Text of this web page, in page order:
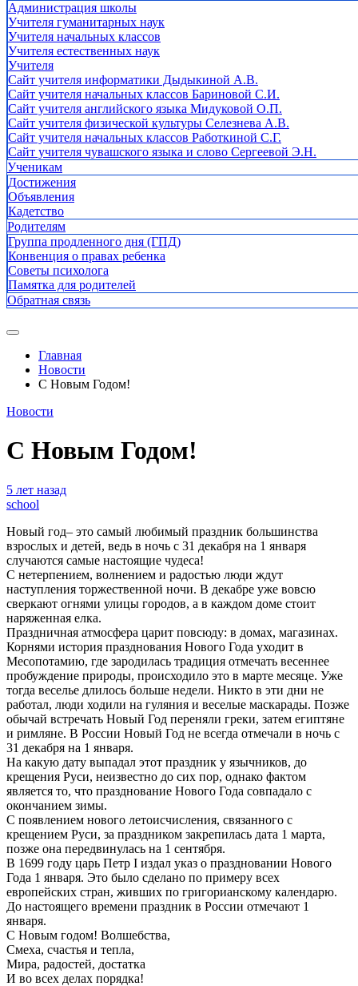
Администрация школы
Учителя гуманитарных наук
Учителя начальных классов
Учителя естественных наук
Учителя
Cайт учителя информатики Дыдыкиной А.В.
Сайт учителя начальных классов Бариновой С.И.
Сайт учителя английского языка Мидуковой О.П.
Сайт учителя физической культуры Селезнева А.В.
Сайт учителя начальных классов Работкиной С.Г.
Сайт учителя чувашского языка и слово Сергеевой Э.Н.
Ученикам
Достижения
Объявления
Кадетство
Родителям
Группа продленного дня (ГПД)
Конвенция о правах ребенка
Советы психолога
Памятка для родителей
Обратная связь
Главная
Новости
С Новым Годом!
Новости
С Новым Годом!
5 лет назад
school
Новый год– это самый любимый праздник большинства
взрослых и детей, ведь в ночь с 31 декабря на 1 января
случаются самые настоящие чудеса!
С нетерпением, волнением и радостью люди ждут
наступления торжественной ночи. В декабре уже вовсю
сверкают огнями улицы городов, а в каждом доме стоит
наряженная елка.
Праздничная атмосфера царит повсюду: в домах, магазинах.
Корнями история празднования Нового Года уходит в
Месопотамию, где зародилась традиция отмечать весеннее
пробуждение природы, происходило это в марте месяце. Уже
тогда веселье длилось больше недели. Никто в эти дни не
работал, люди ходили на гуляния и веселые маскарады. Позже
обычай встречать Новый Год переняли греки, затем египтяне
и римляне. В России Новый Год не всегда отмечали в ночь с
31 декабря на 1 января.
На какую дату выпадал этот праздник у язычников, до
крещения Руси, неизвестно до сих пор, однако фактом
является то, что празднование Нового Года совпадало с
окончанием зимы.
С появлением нового летоисчисления, связанного с
крещением Руси, за праздником закрепилась дата 1 марта,
позже она передвинулась на 1 сентября.
В 1699 году царь Петр I издал указ о праздновании Нового
Года 1 января. Это было сделано по примеру всех
европейских стран, живших по григорианскому календарю.
До настоящего времени праздник в России отмечают 1
января.
С Новым годом! Волшебства,
Смеха, счастья и тепла,
Мира, радостей, достатка
И во всех делах порядка!